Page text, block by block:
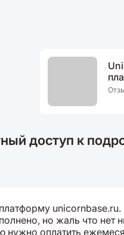
доступ к
но жаль что нет
оплатить